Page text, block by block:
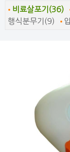
비료살포기(36)
행식분무기(9)